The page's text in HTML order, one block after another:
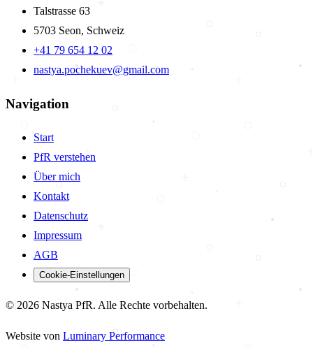
Talstrasse 63
5703 Seon, Schweiz
+41 79 654 12 02
nastya.pochekuev@gmail.com
Navigation
Start
PfR verstehen
Über mich
Kontakt
Datenschutz
Impressum
AGB
Cookie-Einstellungen
© 2026 Nastya PfR. Alle Rechte vorbehalten.
Website von Luminary Performance